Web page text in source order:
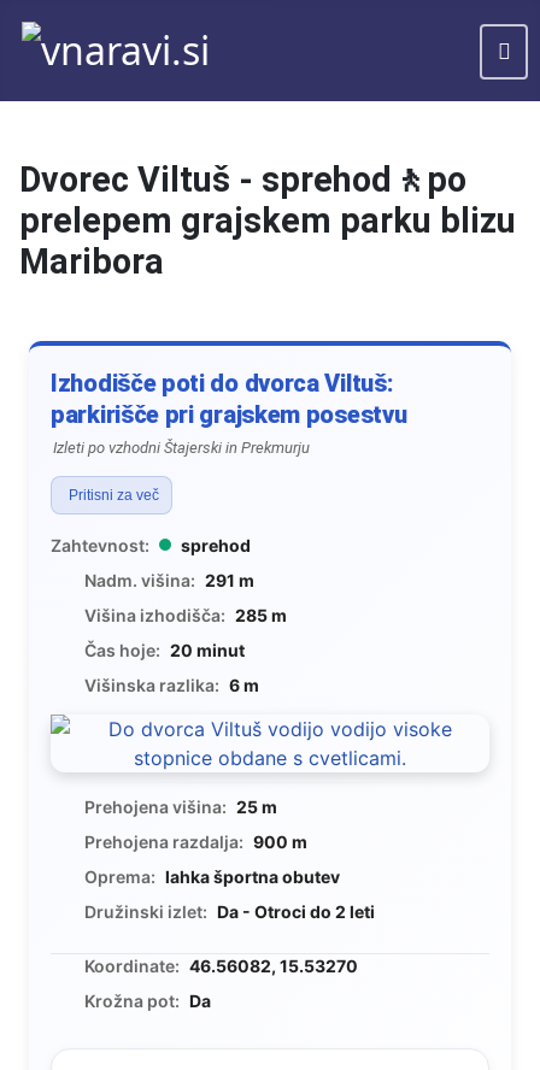
Dvorec Viltuš - sprehod🚶po
prelepem grajskem parku blizu
Maribora
Izhodišče poti do dvorca Viltuš:
parkirišče pri grajskem posestvu
Izleti po vzhodni Štajerski in Prekmurju
Pritisni za več
Zahtevnost:
sprehod
Nadm. višina: 291 m
Višina izhodišča: 285 m
Čas hoje: 20 minut
Višinska razlika: 6 m
Prehojena višina: 25 m
Prehojena razdalja: 900 m
Oprema: lahka športna obutev
Družinski izlet: Da - Otroci do 2 leti
Koordinate: 46.56082, 15.53270
Krožna pot: Da